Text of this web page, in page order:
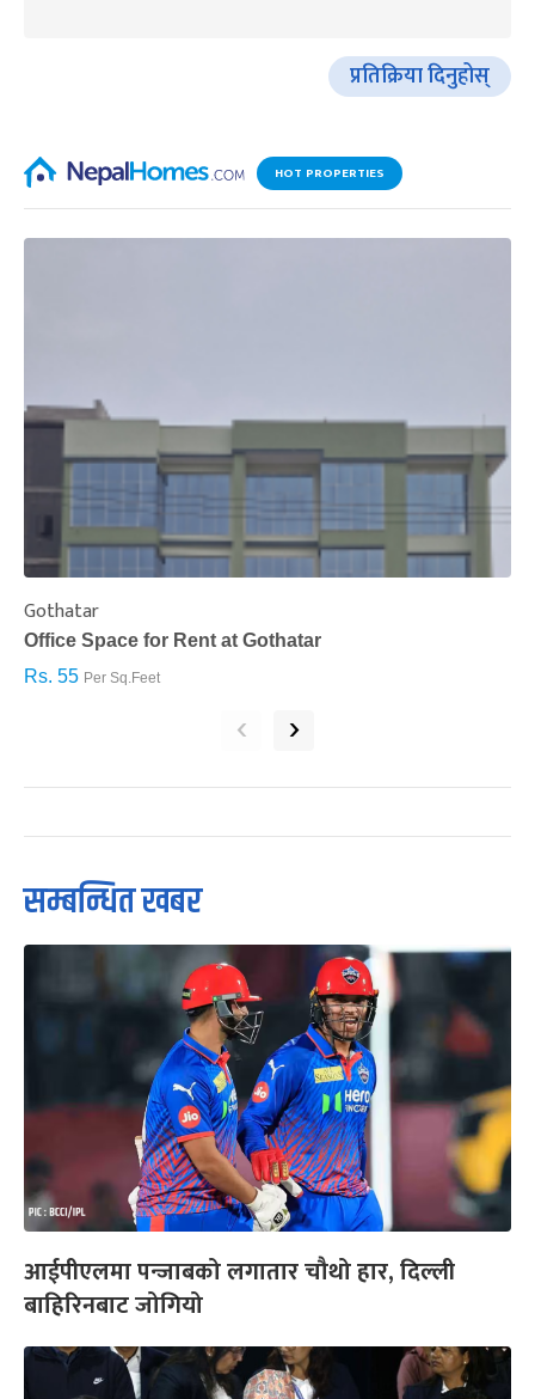
प्रतिक्रिया दिनुहोस्
HOT PROPERTIES
Gothatar
Office Space for Rent at Gothatar
Rs. 55 Per Sq.Feet
‹ ›
सम्बन्धित खबर
आईपीएलमा पन्जाबको लगातार चौथो हार, दिल्ली
बाहिरिनबाट जोगियो